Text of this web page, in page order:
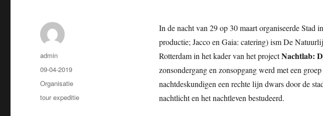
In de nacht van 29 op 30 maart organiseerde Stad
productie; Jacco en Gaia: catering) ism De
Rotterdam in het kader van het projectNachtlab:
zonsondergang en zonsopgang werd met een
nachtdeskundigen een rechte lijn dwars door de
nachtlicht en het nachtleven bestudeerd.
Auteur
admin
Geplaatst
op
09-04-2019
Categorieën
Organisatie
Tags
tour expeditie